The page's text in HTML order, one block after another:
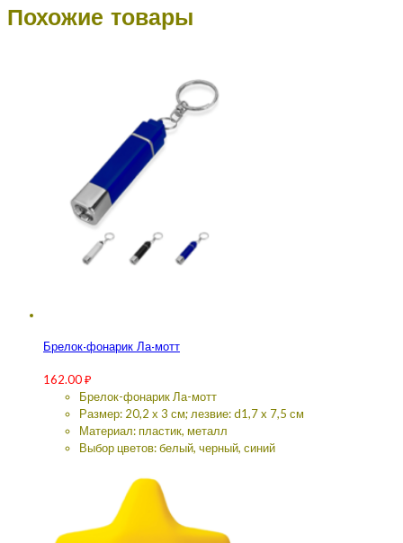
Похожие товары
Брелок-фонарик Ла-мотт
162.00₽
Брелок-фонарик Ла-мотт
Размер: 20,2 х 3 см; лезвие: d1,7 x 7,5 см
Материал: пластик, металл
Выбор цветов: белый, черный, синий